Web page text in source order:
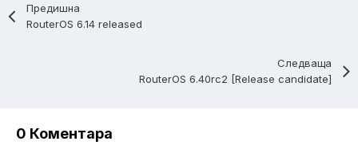
Предишна
RouterOS 6.14 released
Следваща
RouterOS 6.40rc2 [Release candidate]
0 Коментара